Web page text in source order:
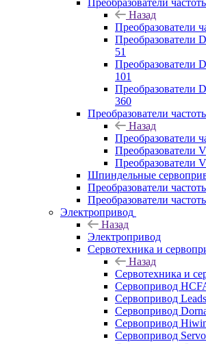
Преобразователи
Назад
Преобразователи
Преобразователи
51
Преобразователи
101
Преобразователи
360
Преобразователи
Назад
Преобразователи
Преобразователи
Преобразователи
Шпиндельные
Преобразователи
Преобразователи
Электропривод
Назад
Электропривод
Сервотехника и
Назад
Сервотехника и
Сервопривод
Сервопривод
Сервопривод
Сервопривод
Сервопривод